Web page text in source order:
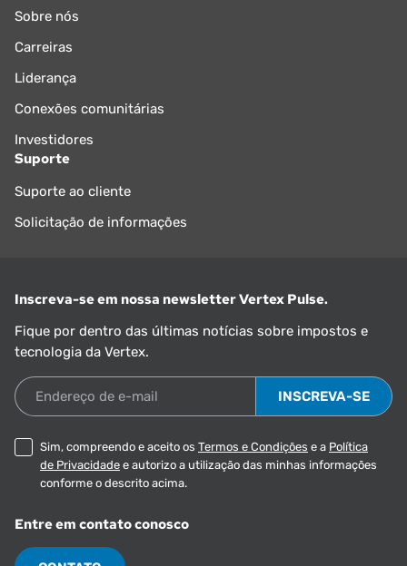
Sobre nós
Carreiras
Liderança
Conexões comunitárias
Investidores
Suporte
Suporte ao cliente
Solicitação de informações
Inscreva-se em nossa newsletter Vertex Pulse.
Fique por dentro das últimas notícias sobre impostos e
tecnologia da Vertex.
Endereço de e-mail
Sim, compreendo e aceito os Termos e Condições e a Política
de Privacidade e autorizo a utilização das minhas informações
conforme o descrito acima.
Entre em contato conosco